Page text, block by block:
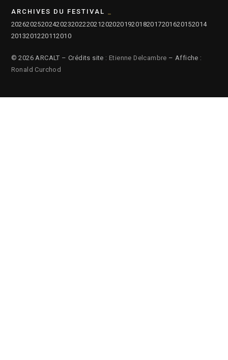
ARCHIVES DU FESTIVAL
2026202520242023202220212020201920182017201620152014
2013201220112010
© 2026 ARCALT – Crédits site : Etienne Delcambre – Affiche :
Ronald Curchod